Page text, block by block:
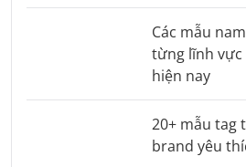
Các mẫu
từng lĩnh
hiện nay
20+ mẫu tag
brand yêu